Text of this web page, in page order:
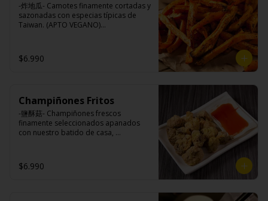
-炸地瓜- Camotes finamente cortadas y
sazonadas con especias típicas de
Taiwan. (APTO VEGANO)
Ingredientes:
$6.990
Champiñones Fritos
-鹽酥菇- Champiñones frescos
finamente seleccionados apanados
con nuestro batido de casa,
por dentro.
$6.990